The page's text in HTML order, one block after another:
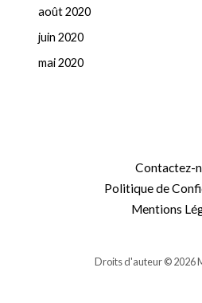
août 2020
juin 2020
mai 2020
Contactez-
Politique de
Mentions
Droits d'auteur © 2026